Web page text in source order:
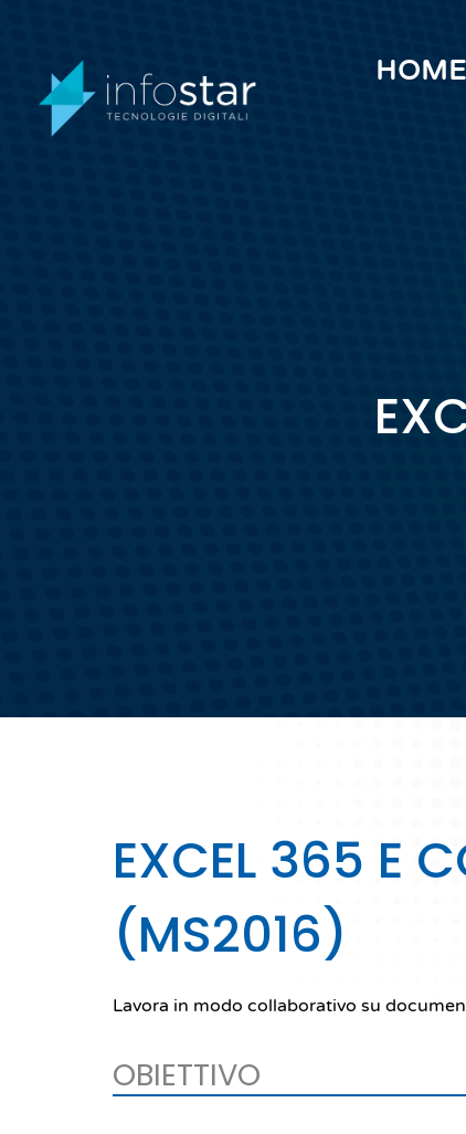
contenuto
HOME
EXCEL 365 E
(MS2016)
Lavora in modo collaborativo su
OBIETTIVO